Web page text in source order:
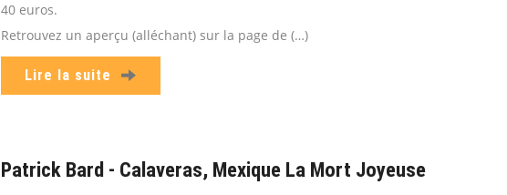
40 euros.
Retrouvez un aperçu (alléchant) sur la page de (…)
Lire la suite
Patrick Bard - Calaveras, Mexique La Mort Joyeuse